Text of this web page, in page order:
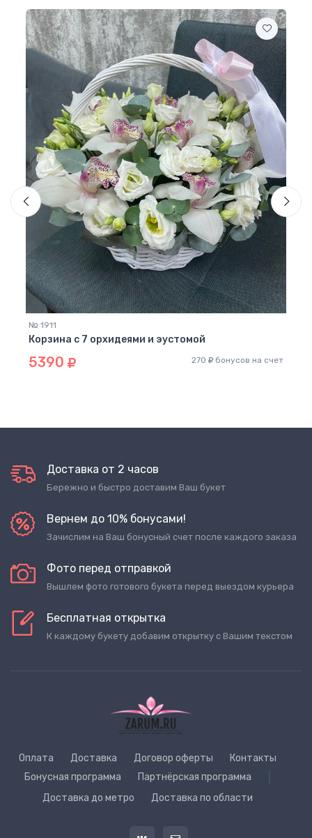
№ 1911
Корзина с 7 орхидеями и эустомой
5390 270 бонусов на счет
Доставка от 2 часов
Бережно и быстро доставим Ваш букет
Вернем до 10% бонусами!
Зачислим на Ваш бонусный счет после каждого заказа
Фото перед отправкой
Вышлем фото готового букета перед выездом курьера
Бесплатная открытка
К каждому букету добавим открытку с Вашим текстом
Оплата Доставка Договор оферты
Контакты
Бонусная программа
Партнёрская программа
Доставка до метро Доставка по области